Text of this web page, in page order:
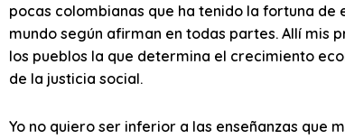
pocas colombianas que ha tenido la fortuna
mundo según afirman en todas partes. Allí mis
los pueblos la que determina el crecimiento
de la justicia social.
Yo no quiero ser inferior a las enseñanzas que